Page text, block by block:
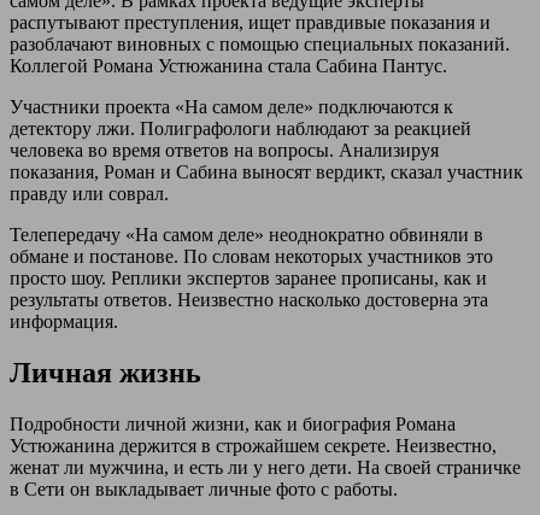
распутывают преступления, ищет правдивые показания и
разоблачают виновных с помощью специальных показаний.
Коллегой Романа Устюжанина стала Сабина Пантус.
Участники проекта «На самом деле» подключаются к
детектору лжи. Полиграфологи наблюдают за реакцией
человека во время ответов на вопросы. Анализируя
показания, Роман и Сабина выносят вердикт, сказал участник
правду или соврал.
Телепередачу «На самом деле» неоднократно обвиняли в
обмане и постанове. По словам некоторых участников это
просто шоу. Реплики экспертов заранее прописаны, как и
результаты ответов. Неизвестно насколько достоверна эта
информация.
Личная жизнь
Подробности личной жизни, как и биография Романа
Устюжанина держится в строжайшем секрете. Неизвестно,
женат ли мужчина, и есть ли у него дети. На своей страничке
в Сети он выкладывает личные фото с работы.